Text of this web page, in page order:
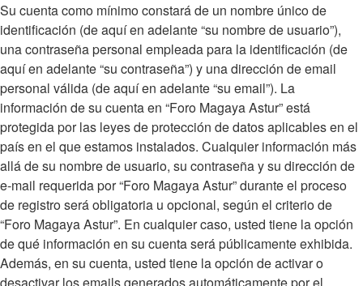
Su cuenta como mínimo constará de un nombre único de
identificación (de aquí en adelante “su nombre de usuario”),
una contraseña personal empleada para la identificación (de
aquí en adelante “su contraseña”) y una dirección de email
personal válida (de aquí en adelante “su email”). La
información de su cuenta en “Foro Magaya Astur” está
protegida por las leyes de protección de datos aplicables en el
país en el que estamos instalados. Cualquier información más
allá de su nombre de usuario, su contraseña y su dirección de
e-mail requerida por “Foro Magaya Astur” durante el proceso
de registro será obligatoria u opcional, según el criterio de
“Foro Magaya Astur”. En cualquier caso, usted tiene la opción
de qué información en su cuenta será públicamente exhibida.
Además, en su cuenta, usted tiene la opción de activar o